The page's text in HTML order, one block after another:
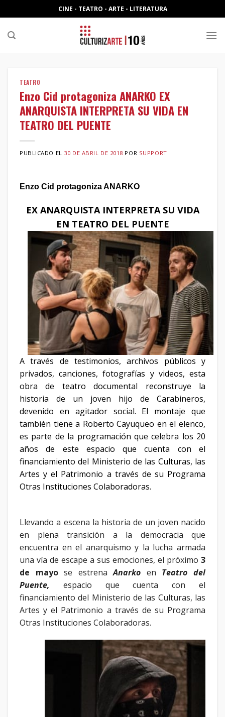
to
content
CINE - TEATRO - ARTE - LITERATURA
TEATRO
Enzo Cid protagoniza ANARKO EX
ANARQUISTA INTERPRETA SU VIDA EN
TEATRO DEL PUENTE
PUBLICADO EL 30 DE ABRIL DE 2018 POR SUPPORT
Enzo Cid protagoniza ANARKO
EX ANARQUISTA INTERPRETA SU VIDA
EN TEATRO DEL PUENTE
A través de testimonios, archivos públicos y
privados, canciones, fotografías y videos, esta
obra de teatro documental reconstruye la
historia de un joven hijo de Carabineros,
devenido en agitador social. El montaje que
también tiene a Roberto Cayuqueo en el elenco,
es parte de la programación que celebra los 20
años de este espacio que cuenta
con el
financiamiento del Ministerio de las Culturas, las
Artes y el Patrimonio a través de su Programa
Otras Instituciones Colaboradoras.
Llevando a escena la historia de un joven nacido
en plena transición a la democracia que
encuentra en el anarquismo y la lucha armada
una vía de escape a sus emociones, el próximo 3
de mayose estrenaAnarko en Teatro del
Puente, espacio que cuenta
con el
financiamiento del Ministerio de las Culturas, las
Artes y el Patrimonio a través de su Programa
Otras Instituciones Colaboradoras.